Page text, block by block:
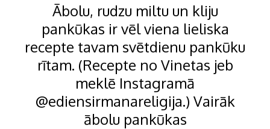
Ābolu, rudzu miltu un kliju
pankūkas ir vēl viena lieliska
recepte tavam svētdienu pankūku
rītam. (Recepte no Vinetas jeb
meklē Instagramā
@ediensirmanareligija.) Vairāk
ābolu pankūkas